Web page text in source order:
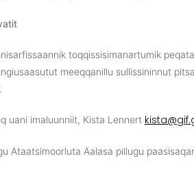
toqqissisimanartumik
meeqqanillu sullissininnut
uani imaluunniit, Kista Lennert
Ataatsimoorluta Aalasa pillugu